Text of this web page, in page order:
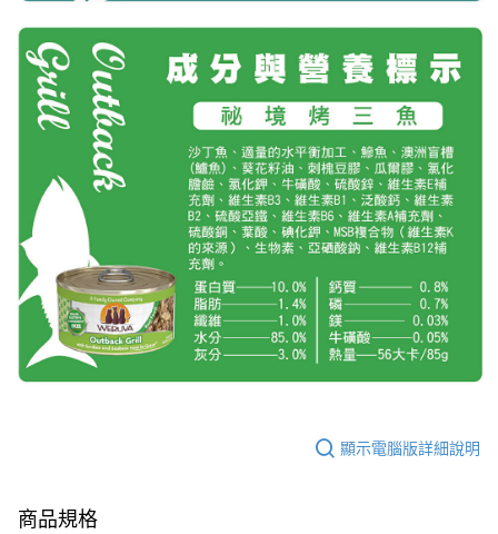
顯示電腦版詳細說明
商品規格